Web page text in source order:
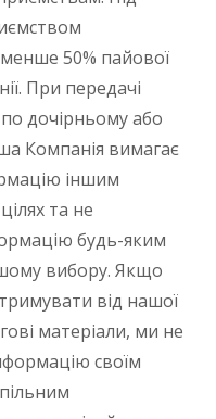
менше 50% пайової
При передачі
дочірньому або
Компанія вимагає
іншим
та не
будь-яким
вибору. Якщо
від нашої
матеріали, ми не
своїм